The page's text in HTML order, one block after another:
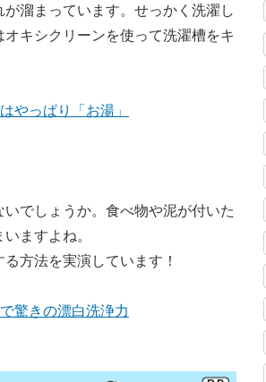
溜まっています。せっかく洗濯し
キシクリーンを使って洗濯槽をキ
やっぱり「お湯」
でしょうか。食べ物や泥が付いた
ますよね。
方法を実演しています！
驚きの漂白洗浄力